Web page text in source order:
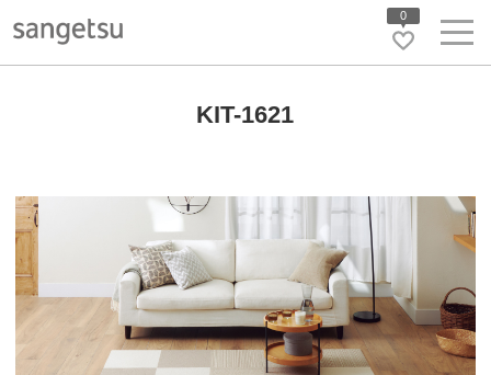
0
KIT-1621